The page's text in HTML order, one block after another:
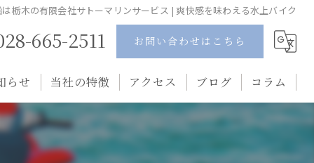
は栃木の有限会社サトーマリンサービス | 爽快感を味わえる水上バイク
665-2511 お問い合わせはこちら
らせ 当社の特徴
ポンツーンボート
アクセス ブログ コラム